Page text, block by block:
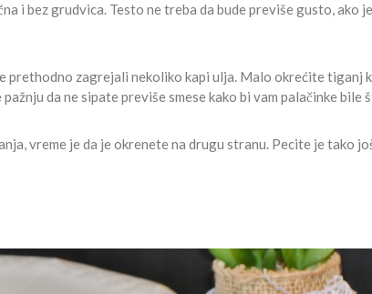
i bez grudvica. Testo ne treba da bude previše gusto, ako
prethodno zagrejali nekoliko kapi ulja. Malo okrećite tiganj
da ne sipate previše smese kako bi vam palačinke bile
vreme je da je okrenete na drugu stranu. Pecite je tako